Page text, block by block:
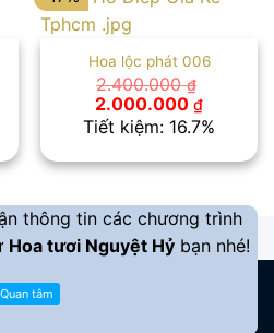
₫.
Hoa lộc phát 006
2.400.000₫
Giá
gốc
là:
2.000.000 ₫Giá
hiện
tại
Tiết kiệm: 16.7%
thông tin các chương trình
Hoa tươi Nguyệt Hỷ bạn nhé!